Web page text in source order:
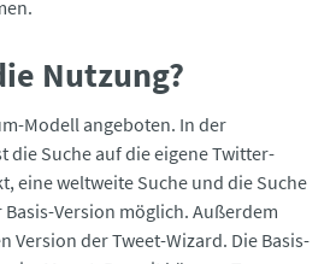
Nutzung?
Modell angeboten. In der
die Suche auf die eigene Twitter-
eine weltweite Suche und die Suche
Version möglich. Außerdem
Version der Tweet-Wizard. Die Basis-